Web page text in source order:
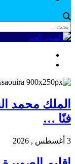
الملك محمد
فنًا …
3 أغسطس , 2026